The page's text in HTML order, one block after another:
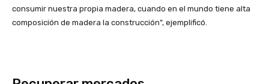
consumir nuestra propia madera, cuando en el mundo tiene alta
composición de madera la construcción”, ejemplificó.